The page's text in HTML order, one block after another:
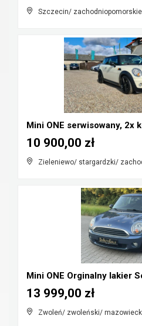
Szczecin/ zachodniopomorskie
Mini ONE serwisowany, 2x
Zieleniewo/ stargardzki/
10 900,00 zł
Mini ONE Orginalny lakier
Zwoleń/ zwoleński/
13 999,00 zł